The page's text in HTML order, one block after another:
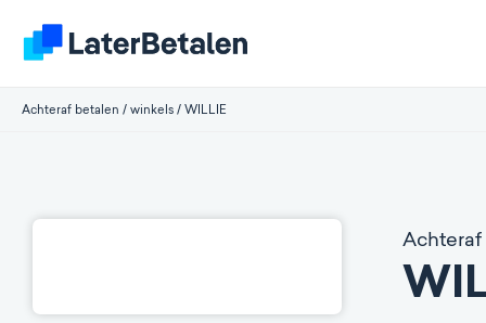
Achteraf betalen / winkels / WILLIE